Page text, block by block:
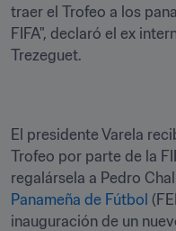
traer el Trofeo a los
FIFA", declaró el ex
Trezeguet.
El presidente Varela
Trofeo por parte de la
regalársela a Pedro
Panameña de Fútbol
inauguración de un